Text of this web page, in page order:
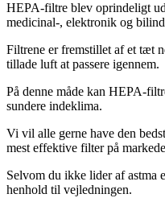
HEPA-filtre blev oprindeligt
medicinal-, elektronik og
Filtrene er fremstillet af et tæt
tillade luft at passere igennem.
På denne måde kan HEPA-
sundere indeklima.
Vi vil alle gerne have den
mest effektive filter på
Selvom du ikke lider af astma
henhold til vejledningen.